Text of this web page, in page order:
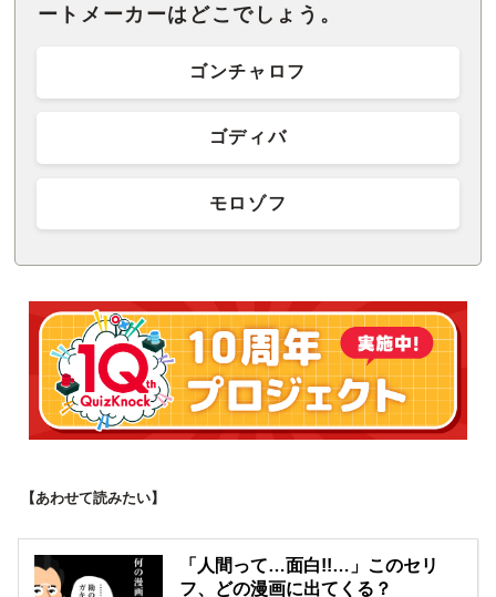
ートメーカーはどこでしょう。
ゴンチャロフ
ゴディバ
モロゾフ
【あわせて読みたい】
「人間って…面白!!…」このセリ
フ、どの漫画に出てくる？